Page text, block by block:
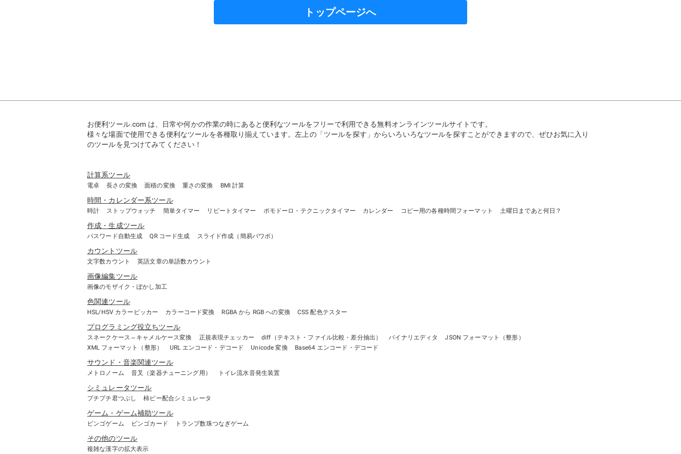
トップページへ
お便利ツール.com は、日常や何かの作業の時にあると便利なツールをフリーで利用できる無料オンラインツールサイトです。
様々な場面で使用できる便利なツールを各種取り揃えています。左上の「ツールを探す」からいろいろなツールを探すことができますので、ぜひお気に入り
のツールを見つけてみてください！
計算系ツール
電卓 長さの変換 面積の変換 重さの変換 BMI 計算
時間・カレンダー系ツール
時計 ストップウォッチ 簡単タイマー リピートタイマー ポモドーロ・テクニックタイマー カレンダー コピー用の各種時間フォーマット 土曜日まであと何日？
作成・生成ツール
パスワード自動生成 QR コード生成 スライド作成（簡易パワポ）
カウントツール
文字数カウント 英語文章の単語数カウント
画像編集ツール
画像のモザイク・ぼかし加工
色関連ツール
HSL/HSV カラーピッカー カラーコード変換 RGBA から RGB への変換 CSS 配色テスター
プログラミング役立ちツール
スネークケース⇔キャメルケース変換 正規表現チェッカー diff（テキスト・ファイル比較・差分抽出） バイナリエディタ
JSON フォーマット（整形）
XML フォーマット（整形）
URL エンコード・デコード Unicode 変換 Base64 エンコード・デコード
サウンド・音楽関連ツール
メトロノーム 音叉（楽器チューニング用） トイレ流水音発生装置
シミュレータツール
プチプチ君つぶし 柿ピー配合シミュレータ
ゲーム・ゲーム補助ツール
ビンゴゲーム ビンゴカード トランプ数珠つなぎゲーム
その他のツール
複雑な漢字の拡大表示